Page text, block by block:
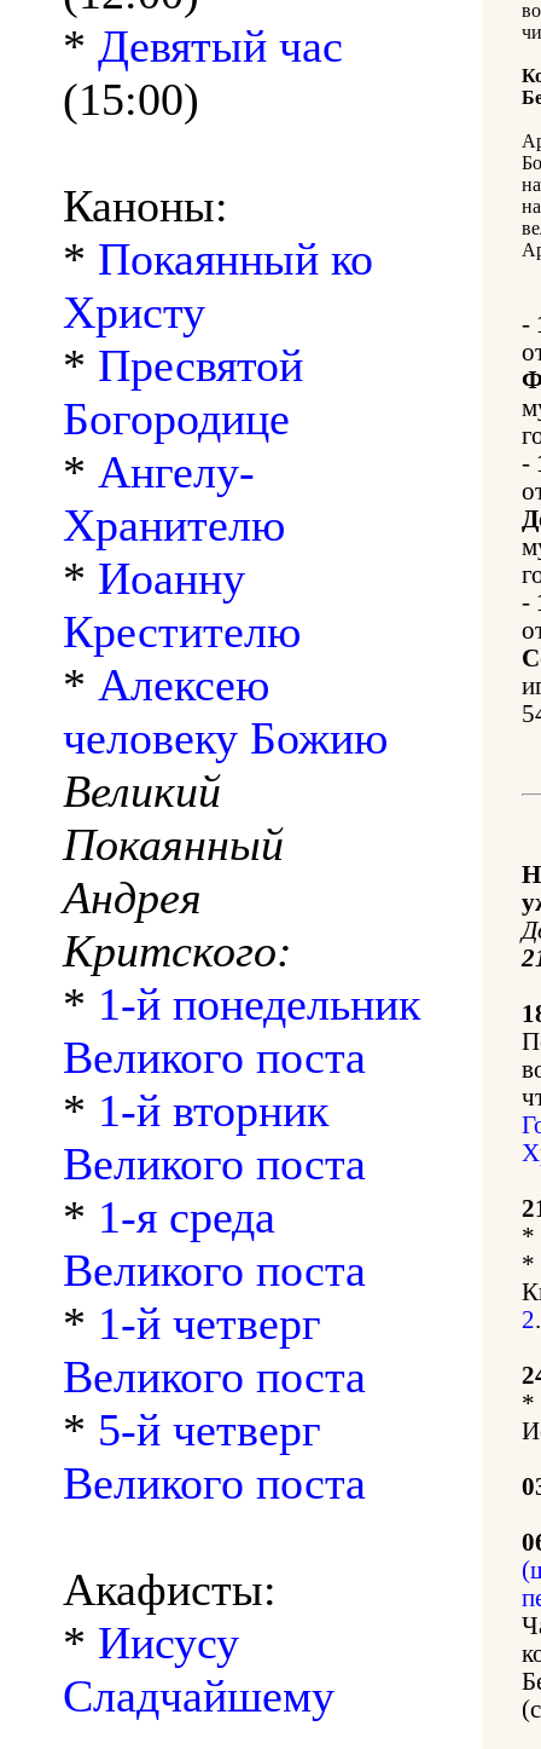
* Девятый час
(15:00)
Каноны:
* Покаянный ко
Христу
* Пресвятой
Богородице
* Ангелу-
Хранителю
* Иоанну
Крестителю
* Алексею
человеку Божию
Великий
Покаянный
Андрея
Критского:
* 1-й понедельник
Великого поста
* 1-й вторник
Великого поста
* 1-я среда
Великого поста
* 1-й четверг
Великого поста
* 5-й четверг
Великого поста
Акафисты:
* Иисусу
Сладчайшему
-
-
-
*
*
2.
*